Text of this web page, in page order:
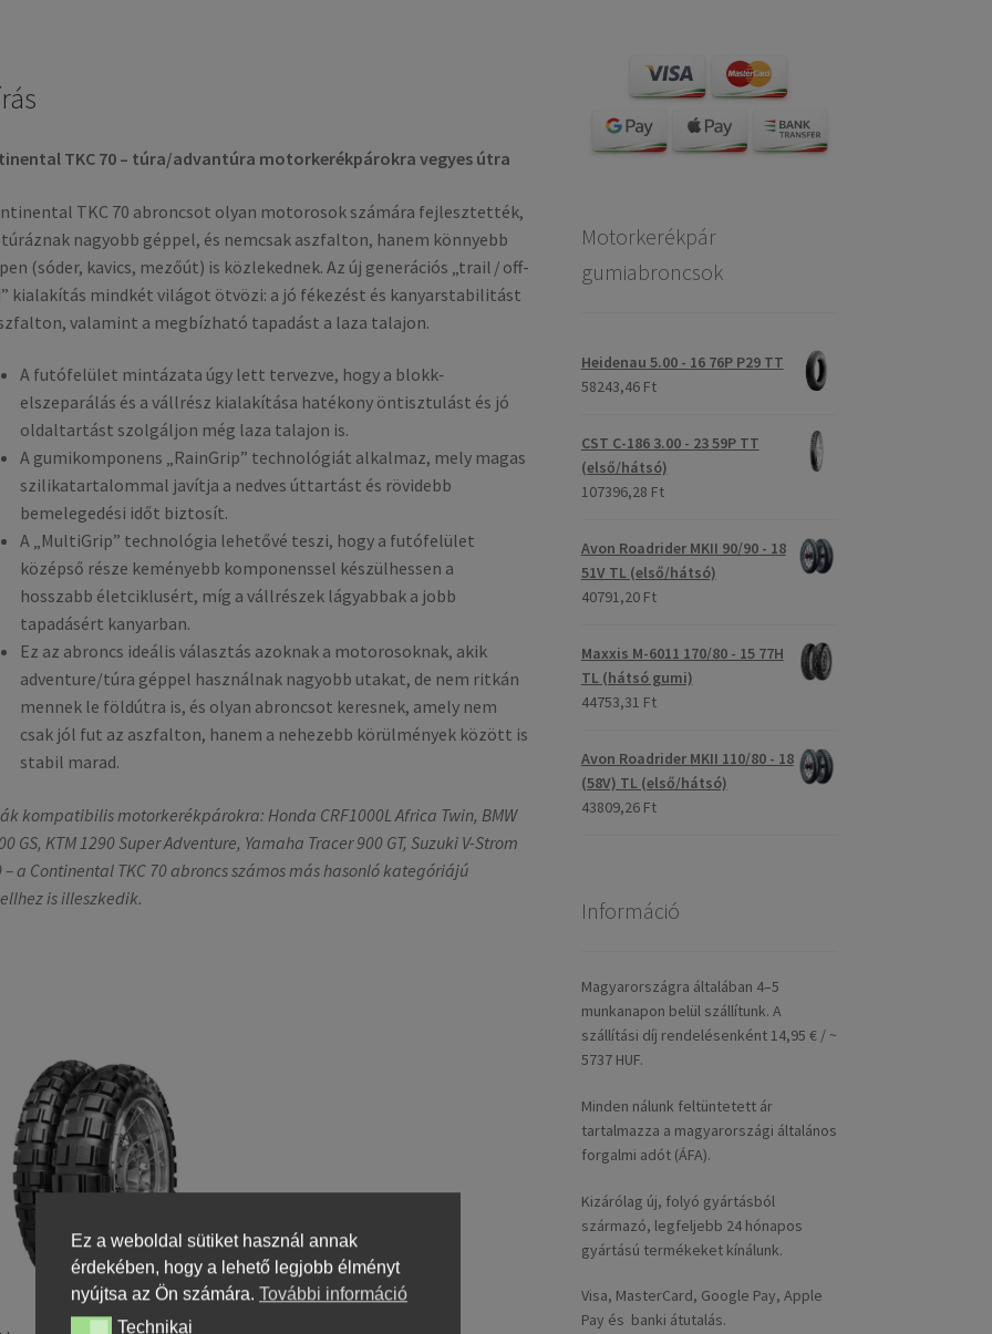
TKC 70 – túra/advantúra motorkerékpárokra vegyes útra
TKC 70 abroncsot olyan motorosok számára fejlesztették,
nagyobb géppel, és nemcsak aszfalton, hanem könnyebb
(sóder, kavics, mezőút) is közlekednek. Az új generációs „trail / off-
kialakítás mindkét világot ötvözi: a jó fékezést és kanyarstabilitást
valamint a megbízható tapadást a laza talajon.
A futófelület mintázata úgy lett tervezve, hogy a blokk‐
elszeparálás és a vállrész kialakítása hatékony öntisztulást és jó
oldaltartást szolgáljon még laza talajon is.
A gumikomponens „RainGrip” technológiát alkalmaz, mely magas
szilikatartalommal javítja a nedves úttartást és rövidebb
bemelegedési időt biztosít.
A „MultiGrip” technológia lehetővé teszi, hogy a futófelület
középső része keményebb komponenssel készülhessen a
hosszabb életciklusért, míg a vállrészek lágyabbak a jobb
tapadásért kanyarban.
Ez az abroncs ideális választás azoknak a motorosoknak, akik
adventure/túra géppel használnak nagyobb utakat, de nem ritkán
mennek le földútra is, és olyan abroncsot keresnek, amely nem
csak jól fut az aszfalton, hanem a nehezebb körülmények között is
stabil marad.
kompatibilis motorkerékpárokra: Honda CRF1000L Africa Twin, BMW
GS, KTM 1290 Super Adventure, Yamaha Tracer 900 GT, Suzuki V-Strom
– a Continental TKC 70 abroncs számos más hasonló kategóriájú
is illeszkedik.
Motorkerékpár
gumiabroncsok
Heidenau 5.00 - 16 76P P29 TT
58243,46 Ft
CST C-186 3.00 - 23 59P TT
(első/hátsó)
107396,28 Ft
Avon Roadrider MKII 90/90 - 18
51V TL (első/hátsó)
40791,20 Ft
Maxxis M-6011 170/80 - 15 77H
TL (hátsó gumi)
44753,31 Ft
Avon Roadrider MKII 110/80 - 18
(58V) TL (első/hátsó)
43809,26 Ft
Információ
Magyarországra általában 4–5
munkanapon belül szállítunk. A
szállítási díj rendelésenként 14,95 € / ~
5737 HUF.
Minden nálunk feltüntetett ár
tartalmazza a magyarországi általános
forgalmi adót (ÁFA).
Kizárólag új, folyó gyártásból
származó, legfeljebb 24 hónapos
gyártású termékeket kínálunk.
Visa, MasterCard, Google Pay, Apple
Pay és banki átutalás.
Ez a weboldal sütiket használ annak
érdekében, hogy a lehető legjobb élményt
nyújtsa az Ön számára. További információ
TechnikaiTechnikai